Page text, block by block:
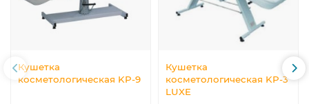
Кушетка
косметологическая KP-9
Кушетка
косметологическая KP-3
LUXE